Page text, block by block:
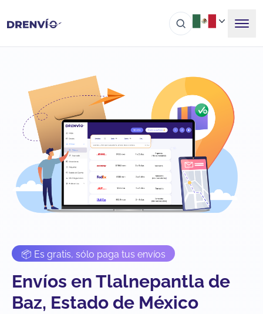
📦 Es gratis, sólo paga tus envíos
Envíos en Tlalnepantla de
Baz, Estado de México